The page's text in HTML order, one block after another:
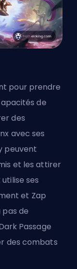
pour prendre
de
des
avec ses
peuvent
et les attirer
ses
et Zap
de
Passage
des combats